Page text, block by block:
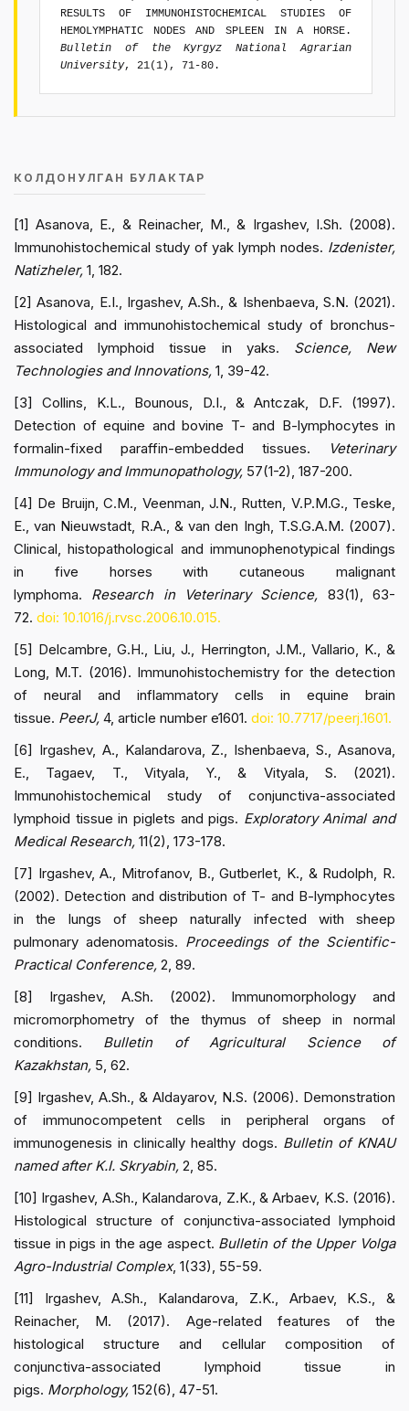
RESULTS OF IMMUNOHISTOCHEMICAL STUDIES OF
HEMOLYMPHATIC NODES AND SPLEEN IN A HORSE.
Bulletin of the Kyrgyz National Agrarian
University, 21(1), 71-80.
КОЛДОНУЛГАН БУЛАКТАР
[1] Asanova, E., & Reinacher, M., & Irgashev, I.Sh. (2008).
Immunohistochemical study of yak lymph nodes. Izdenister,
Natizheler, 1, 182.
[2] Asanova, E.I., Irgashev, A.Sh., & Ishenbaeva, S.N. (2021).
Histological and immunohistochemical study of bronchus-
associated lymphoid tissue in yaks. Science, New
Technologies and Innovations, 1, 39-42.
[3] Collins, K.L., Bounous, D.I., & Antczak, D.F. (1997).
Detection of equine and bovine T- and B-lymphocytes in
formalin-fixed paraffin-embedded tissues.
Veterinary
Immunology and Immunopathology, 57(1-2), 187-200.
[4] De Bruijn, C.M., Veenman, J.N., Rutten, V.P.M.G., Teske,
E., van Nieuwstadt, R.A., & van den Ingh, T.S.G.A.M. (2007).
Clinical, histopathological and immunophenotypical findings
in five horses with cutaneous malignant
lymphoma. Research in Veterinary Science, 83(1), 63-
72. doi: 10.1016/j.rvsc.2006.10.015.
[5] Delcambre, G.H., Liu, J., Herrington, J.M., Vallario, K., &
Long, M.T. (2016). Immunohistochemistry for the detection
of neural and inflammatory cells in equine brain
tissue. PeerJ, 4, article number e1601. doi: 10.7717/peerj.1601.
[6] Irgashev, A., Kalandarova, Z., Ishenbaeva, S., Asanova,
E., Tagaev, T., Vityala, Y., & Vityala, S. (2021).
Immunohistochemical study of conjunctiva-associated
lymphoid tissue in piglets and pigs. Exploratory Animal and
Medical Research, 11(2), 173-178.
[7] Irgashev, A., Mitrofanov, B., Gutberlet, K., & Rudolph, R.
(2002). Detection and distribution of T- and B-lymphocytes
in the lungs of sheep naturally infected with sheep
pulmonary adenomatosis. Proceedings of the Scientific-
Practical Conference, 2, 89.
[8] Irgashev, A.Sh. (2002). Immunomorphology and
micromorphometry of the thymus of sheep in normal
conditions. Bulletin of Agricultural Science of
Kazakhstan, 5, 62.
[9] Irgashev, A.Sh., & Aldayarov, N.S. (2006). Demonstration
of immunocompetent cells in peripheral organs of
immunogenesis in clinically healthy dogs. Bulletin of KNAU
named after K.I. Skryabin, 2, 85.
[10] Irgashev, A.Sh., Kalandarova, Z.K., & Arbaev, K.S. (2016).
Histological structure of conjunctiva-associated lymphoid
tissue in pigs in the age aspect. Bulletin of the Upper Volga
Agro-Industrial Complex, 1(33), 55-59.
[11] Irgashev, A.Sh., Kalandarova, Z.K., Arbaev, K.S., &
Reinacher, M. (2017). Age-related features of the
histological structure and cellular composition of
conjunctiva-associated lymphoid tissue in
pigs. Morphology, 152(6), 47-51.